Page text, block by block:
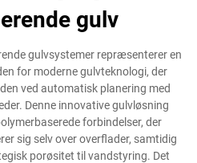
gulv
gulvsystemer repræsenterer en
for moderne gulvteknologi, der
ved automatisk planering med
Denne innovative gulvløsning
forbindelser, der
sig selv over overflader, samtidig
porøsitet til vandstyring. Det